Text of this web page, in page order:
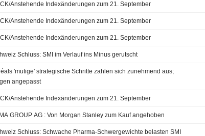
Anstehende Indexänderungen zum 21. September
Anstehende Indexänderungen zum 21. September
Anstehende Indexänderungen zum 21. September
Schluss: SMI im Verlauf ins Minus gerutscht
'mutige' strategische Schritte zahlen sich zunehmend aus;
angepasst
Anstehende Indexänderungen zum 21. September
GALDERMA GROUP AG : Von Morgan Stanley zum Kauf angehoben
Schluss: Schwache Pharma-Schwergewichte belasten SMI